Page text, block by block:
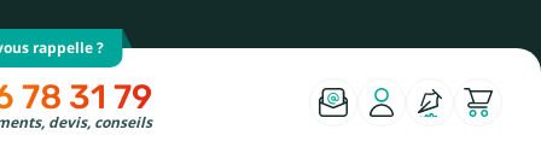
rappelle ?
78 31 79
devis, conseils